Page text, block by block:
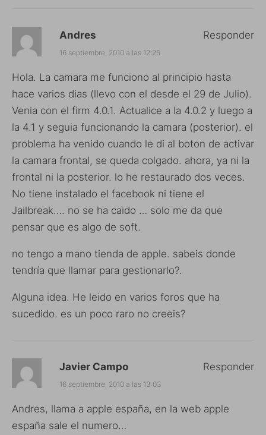
Andres
16 septiembre, 2010 a las 12:25
Hola. La camara me funciono al principio hasta
hace varios dias (llevo con el desde el 29 de Julio).
Venia con el firm 4.0.1. Actualice a la 4.0.2 y luego a
la 4.1 y seguia funcionando la camara (posterior). el
problema ha venido cuando le di al boton de activar
la camara frontal, se queda colgado. ahora, ya ni la
frontal ni la posterior. lo he restaurado dos veces.
No tiene instalado el facebook ni tiene el
Jailbreak…. no se ha caido … solo me da que
pensar que es algo de soft.
no tengo a mano tienda de apple. sabeis donde
tendría que llamar para gestionarlo?.
Alguna idea. He leido en varios foros que ha
sucedido. es un poco raro no creeis?
Responder
Javier Campo
16 septiembre, 2010 a las 13:03
Andres, llama a apple españa, en la web apple
españa sale el numero…
Responder